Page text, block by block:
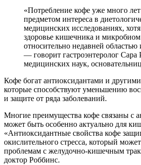
«Потребление кофе уже много лет
предметом интереса в
медицин­ских исследованиях,
здоровье кишечника и микробиом
относительно недавней областью
— говорит гастроэнтеролог Сара
медицин­ских наук,
Кофе богат антиоксидантами и
которые способствуют уменьшению
и защите от ряда заболева­ний.
Многие преимущества кофе связаны с
может быть особенно актуально для
«Антиоксидантные свойства кофе
окислительного стресса, который
проблемам с желудочно-кишечным
доктор Роббинс.